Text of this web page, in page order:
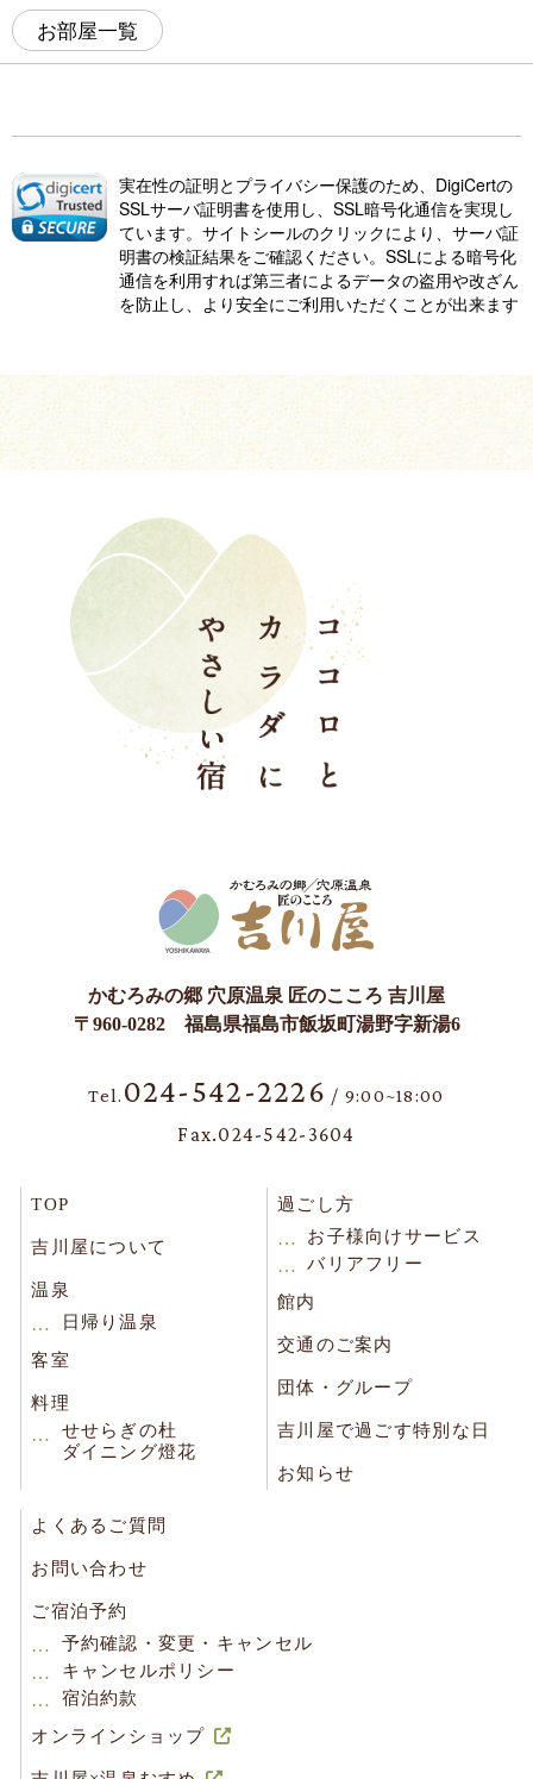
お部屋一覧
実在性の証明とプライバシー保護のため、DigiCertの
SSLサーバ証明書を使用し、SSL暗号化通信を実現し
ています。サイトシールのクリックにより、サーバ証
明書の検証結果をご確認ください。SSLによる暗号化
通信を利用すれば第三者によるデータの盗用や改ざん
を防止し、より安全にご利用いただくことが出来ます
かむろみの郷 穴原温泉 匠のこころ 吉川屋
〒960-0282 福島県福島市飯坂町湯野字新湯6
Tel. 024-542-2226 / 9:00~18:00
Fax.024-542-3604
TOP
吉川屋について
温泉
日帰り温泉
客室
料理
せせらぎの杜
ダイニング燈花
過ごし方
お子様向けサービス
バリアフリー
館内
交通のご案内
団体・グループ
吉川屋で過ごす特別な日
お知らせ
よくあるご質問
お問い合わせ
ご宿泊予約
予約確認・変更・キャンセル
キャンセルポリシー
宿泊約款
オンラインショップ